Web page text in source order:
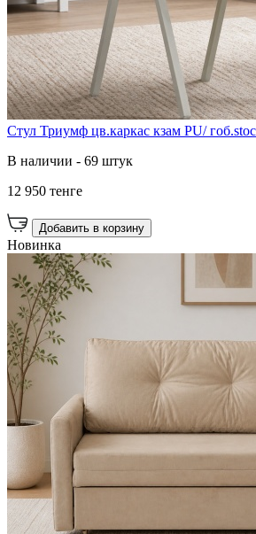
Стул Триумф цв.каркас кзам PU/
В наличии - 69 штук
12 950 тенге
Добавить в корзину
Новинка